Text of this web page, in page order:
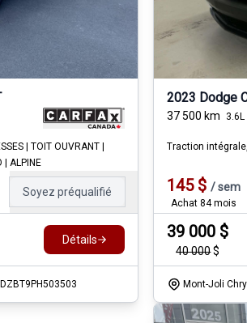
| TOIT OUVRANT |
| ALPINE
Soyez préqualifié
Détails
2023 Dodge
37 500 km 3.6L
Traction
145$ / sem
Achat 84 mois
39 000 $
40 000$
Mont-Joli